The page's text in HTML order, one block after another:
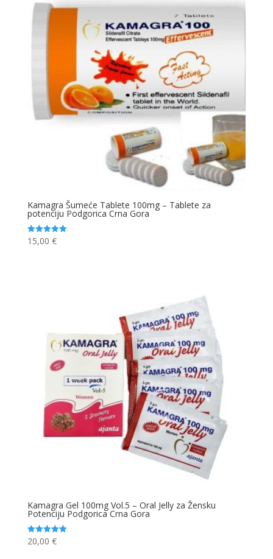
Kamagra Šumeće Tablete 100mg – Tablete za
potenciju Podgorica Crna Gora
Ocjenjeno
5.00
15,00 €
Kamagra Gel 100mg Vol.5 – Oral Jelly za Žensku
Potenciju Podgorica Crna Gora
Ocjenjeno
5.00
20,00 €